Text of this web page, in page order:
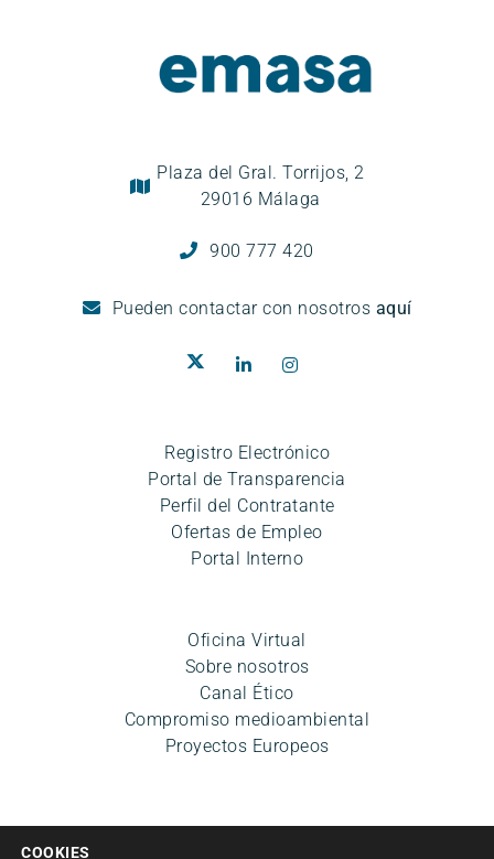
Plaza del Gral. Torrijos, 2
29016 Málaga
900 777 420
Pueden contactar con nosotros aquí
Registro Electrónico
Portal de Transparencia
Perfil del Contratante
Ofertas de Empleo
Portal Interno
Oficina Virtual
Sobre nosotros
Canal Ético
Compromiso medioambiental
Proyectos Europeos
COOKIES